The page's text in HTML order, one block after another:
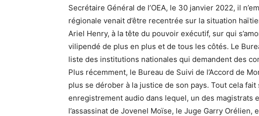
Secrétaire Général de l’OEA, le 30 janvier 2022, il
régionale venait d’être recentrée sur la situation
Ariel Henry, à la tête du pouvoir exécutif, sur qui
vilipendé de plus en plus et de tous les côtés. Le
liste des institutions nationales qui demandent des
Plus récemment, le Bureau de Suivi de l’Accord de
plus se dérober à la justice de son pays. Tout cela fait
enregistrement audio dans lequel, un des magistrats
l’assassinat de Jovenel Moïse, le Juge Garry